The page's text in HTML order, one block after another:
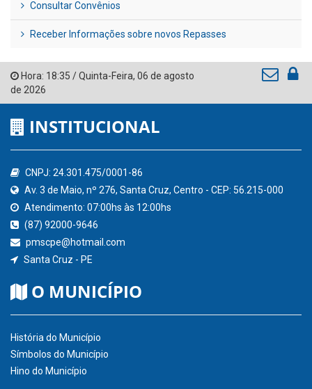
Consultar Convênios
Receber Informações sobre novos Repasses
Hora: 18:35 /Quinta-Feira, 06 de agosto
de 2026
INSTITUCIONAL
CNPJ: 24.301.475/0001-86
Av. 3 de Maio, nº 276, Santa Cruz, Centro - CEP: 56.215-000
Atendimento: 07:00hs às 12:00hs
(87) 92000-9646
pmscpe@hotmail.com
Santa Cruz - PE
O MUNICÍPIO
História do Município
Símbolos do Município
Hino do Município